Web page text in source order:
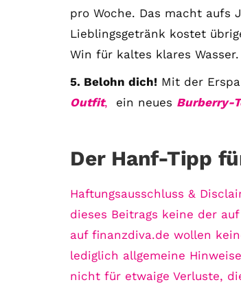
pro Woche. Das macht aufs
Lieblingsgetränk kostet
Win für kaltes klares Wasser.
5. Belohn dich! Mit der
Outfit, ein neues Burberry-
Der Hanf-Tipp
Haftungsausschluss &
dieses Beitrags keine der
auf finanzdiva.de wollen
lediglich allgemeine
nicht für etwaige Verluste,